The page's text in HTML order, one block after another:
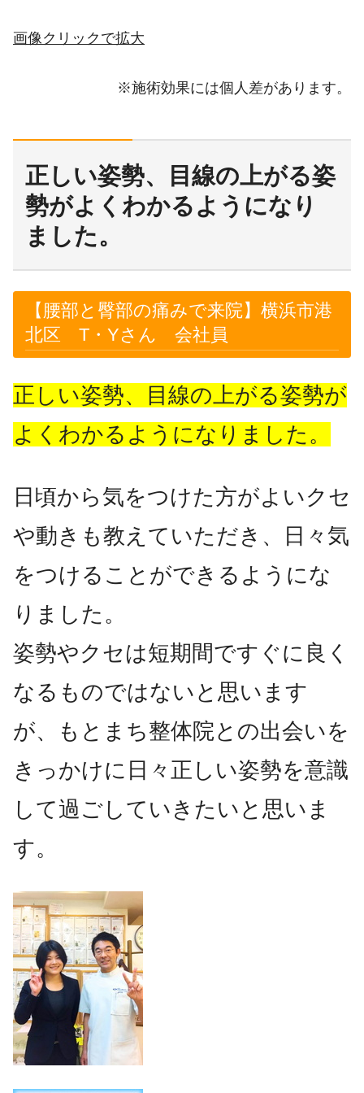
画像クリックで拡大
※施術効果には個人差があります。
正しい姿勢、目線の上がる姿
勢がよくわかるようになり
ました。
【腰部と臀部の痛みで来院】横浜市港
北区 T・Yさん 会社員
正しい姿勢、目線の上がる姿勢が
よくわかるようになりました。
日頃から気をつけた方がよいクセ
や動きも教えていただき、日々気
をつけることができるようにな
りました。
姿勢やクセは短期間ですぐに良く
なるものではないと思います
が、もとまち整体院との出会いを
きっかけに日々正しい姿勢を意識
して過ごしていきたいと思いま
す。